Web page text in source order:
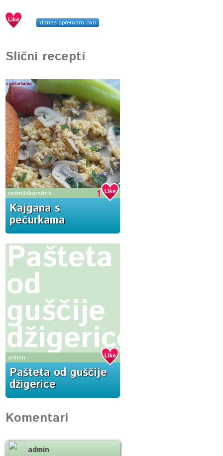
danas spremam ovo
Slični recepti
radmilakaradzic 1
Kajgana s
pečurkama
Pašteta
od
guščije
džigerice
admin
Pašteta od guščije
džigerice
Komentari
admin